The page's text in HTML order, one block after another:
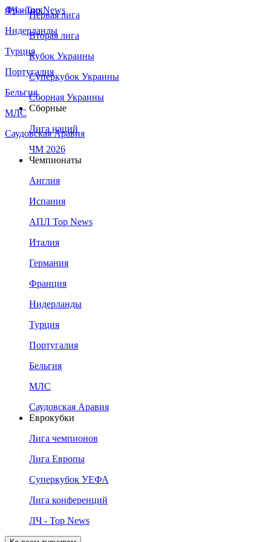
Франция
Нидерланды
Турция
Португалия
Бельгия
МЛС
Саудовская Аравия
ЛЧ - Top News
Первая лига
Вторая лига
Кубок Украины
Суперкубок Украины
Сборная Украины
Сборные
Лига наций
ЧМ 2026
Чемпионаты
Англия
Испания
АПЛ Top News
Италия
Германия
Франция
Нидерланды
Турция
Португалия
Бельгия
МЛС
Саудовская Аравия
Еврокубки
Лига чемпионов
Лига Европы
Суперкубок УЕФА
Лига конференций
ЛЧ - Top News